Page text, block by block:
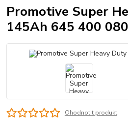
Promotive Super
145Ah 645 400 080
Ohodnotit produkt